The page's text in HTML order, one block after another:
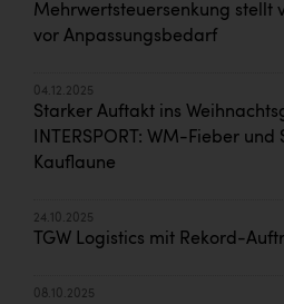
Mehrwertsteuersenkung stellt
vor Anpassungsbedarf
04.12.2025
Starker Auftakt ins
INTERSPORT: WM-Fieber
Kauflaune
24.10.2025
TGW Logistics mit Rekord-
08.10.2025